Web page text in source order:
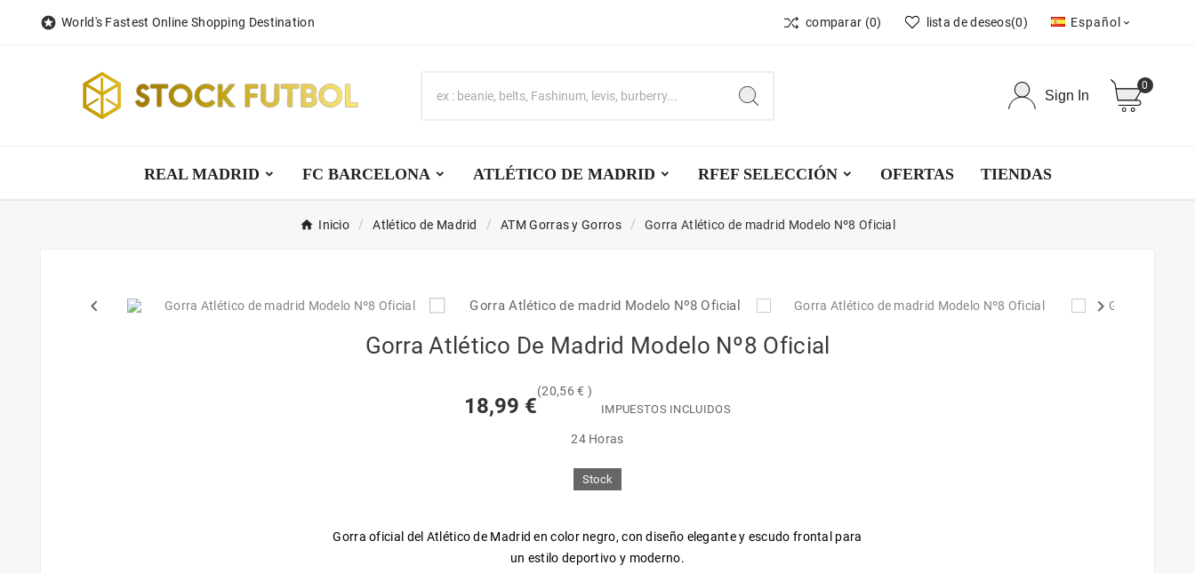
 World's Fastest Online Shopping Destination comparar (0) lista de deseos(0) Español 
Sign In
0
REAL MADRID FC BARCELONA ATLÉTICO DE MADRID RFEF SELECCIÓN OFERTAS TIENDAS
Inicio Atlético de Madrid ATM Gorras y Gorros Gorra Atlético de madrid Modelo Nº8 Oficial
keyboard_arrow_right
keyboard_arrow_left
Gorra Atlético De Madrid Modelo Nº8 Oficial
18,99 €
(20,56 € )
IMPUESTOS INCLUIDOS
24 Horas
Stock
Gorra oficial del Atlético de Madrid en color negro, con diseño elegante y escudo frontal para
un estilo deportivo y moderno.